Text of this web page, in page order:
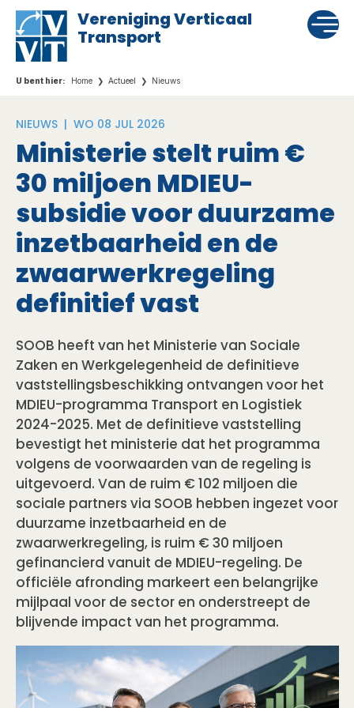
Vereniging Verticaal
Transport
Home Actueel Nieuws
NIEUWS | WO 08 JUL 2026
Ministerie stelt ruim €
30 miljoen MDIEU-
subsidie voor duurzame
inzetbaarheid en de
zwaarwerkregeling
definitief vast
SOOB heeft van het Ministerie van Sociale
Zaken en Werkgelegenheid de definitieve
vaststellingsbeschikking ontvangen voor het
MDIEU-programma Transport en Logistiek
2024-2025. Met de definitieve vaststelling
bevestigt het ministerie dat het programma
volgens de voorwaarden van de regeling is
uitgevoerd. Van de ruim € 102 miljoen die
sociale partners via SOOB hebben ingezet voor
duurzame inzetbaarheid en de
zwaarwerkregeling, is ruim € 30 miljoen
gefinancierd vanuit de MDIEU-regeling. De
officiële afronding markeert een belangrijke
mijlpaal voor de sector en onderstreept de
blijvende impact van het programma.